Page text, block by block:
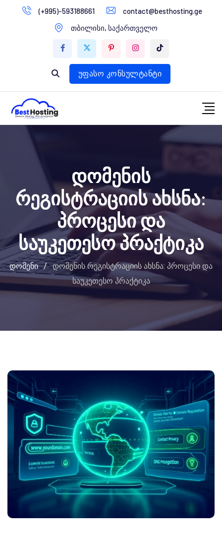
გადასვლა (+995)-593188661
contact@besthosting.ge
თბილისი, საქართველო
უფასო კონსულტანტი
დომენები
დომენის
რეგისტრაციის ახსნა:
პროცესი და
საუკეთესო პრაქტიკა
დომენი / დომენის რეგისტრაციის ახსნა: პროცესი და
საუკეთესო პრაქტიკა